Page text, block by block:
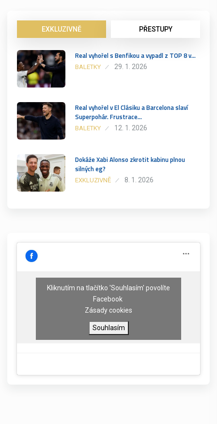
EXKLUZIVNĚ PŘESTUPY
Real vyhořel s Benfikou a vypadl z TOP 8 v…
BALETKY 29. 1. 2026
Real vyhořel v El Clásiku a Barcelona slaví
Superpohár. Frustrace…
BALETKY 12. 1. 2026
Dokáže Xabi Alonso zkrotit kabinu plnou
silných eg?
EXKLUZIVNĚ 8. 1. 2026
Kliknutím na tlačítko 'Souhlasím' povolíte
Facebook
Zásady cookies
Souhlasím